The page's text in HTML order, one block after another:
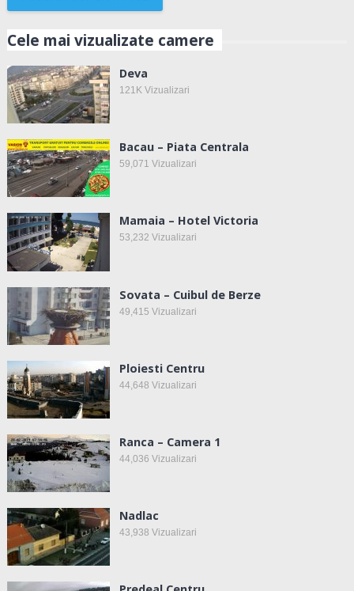
Cele mai vizualizate camere
Deva
121KVizualizari
Bacau – Piata Centrala
59,071 Vizualizari
Mamaia – Hotel Victoria
53,232 Vizualizari
Sovata – Cuibul de Berze
49,415 Vizualizari
Ploiesti Centru
44,648 Vizualizari
Ranca – Camera 1
44,036 Vizualizari
Nadlac
43,938 Vizualizari